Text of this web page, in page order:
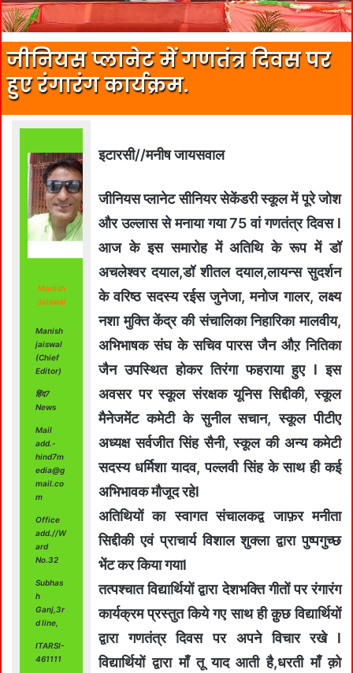
जीनियस प्लानेट में गणतंत्र दिवस पर
हुए रंगारंग कार्यक्रम.
Manish
Jaiswal
Manish
jaiswal
(Chief
Editor)
हिंद7
News
Mail
add.-
hind7m
edia@g
mail.co
m
Office
add.//W
ard
No.32
Subhas
h
Ganj,3r
d line,
ITARSI-
461111
इटारसी//मनीष जायसवाल
जीनियस प्लानेट सीनियर सेकेंडरी स्कूल में पूरे जोश
और उल्लास से मनाया गया 75 वां गणतंत्र दिवस l
आज के इस समारोह में अतिथि के रूप में डॉ
अचलेश्वर दयाल,डॉ शीतल दयाल,लायन्स सुदर्शन
के वरिष्ठ सदस्य रईस जुनेजा, मनोज गालर, लक्ष्य
नशा मुक्ति केंद्र की संचालिका निहारिका मालवीय,
अभिभाषक संघ के सचिव पारस जैन औऱ नितिका
जैन उपस्थित होकर तिरंगा फहराया हुए l इस
अवसर पर स्कूल संरक्षक यूनिस सिद्दीकी, स्कूल
मैनेजमेंट कमेटी के सुनील सचान, स्कूल पीटीए
अध्यक्ष सर्वजीत सिंह सैनी, स्कूल की अन्य कमेटी
सदस्य धर्मिशा यादव, पल्लवी सिंह के साथ ही कई
अभिभावक मौजूद रहेl
अतिथियों का स्वागत संचालकद्व जाफ़र मनीता
सिद्दीकी एवं प्राचार्य विशाल शुक्ला द्वारा पुष्पगुच्छ
भेंट कर किया गयाl
तत्पश्चात विद्यार्थियों द्वारा देशभक्ति गीतों पर रंगारंग
कार्यक्रम प्रस्तुत किये गए साथ ही क़ुछ विद्यार्थियों
द्वारा गणतंत्र दिवस पर अपने विचार रखे l
विद्यार्थियों द्वारा माँ तू याद आती है,धरती माँ क़ो